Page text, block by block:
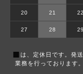
20 21 22
27 28 29
■ は、定休日です。発
業務を行っております